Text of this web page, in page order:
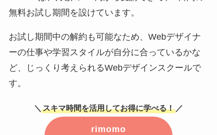
無料お試し期間を設けています。
お試し期間中の解約も可能なため、Webデザイナ
ーの仕事や学習スタイルが自分に合っているかな
ど、じっくり考えられるWebデザインスクールで
す。
＼ スキマ時間を活用してお得に学べる！ ／
rimomo